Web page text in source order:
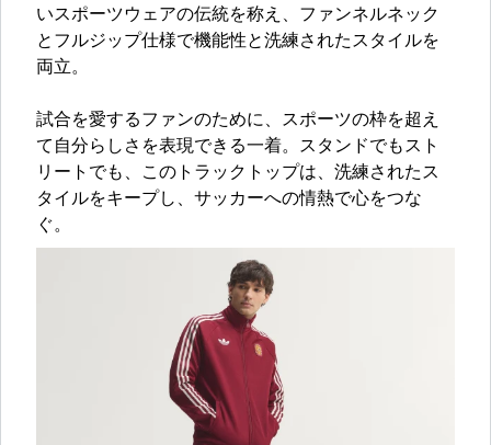
いスポーツウェアの伝統を称え、ファンネルネック
とフルジップ仕様で機能性と洗練されたスタイルを
両立。
試合を愛するファンのために、スポーツの枠を超え
て自分らしさを表現できる一着。スタンドでもスト
リートでも、このトラックトップは、洗練されたス
タイルをキープし、サッカーへの情熱で心をつな
ぐ。​